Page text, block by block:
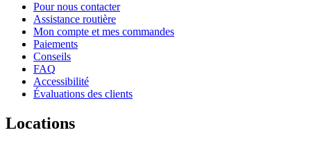
Pour nous contacter
Assistance routière
Mon compte et mes commandes
Paiements
Conseils
FAQ
Accessibilité
Évaluations des clients
Locations